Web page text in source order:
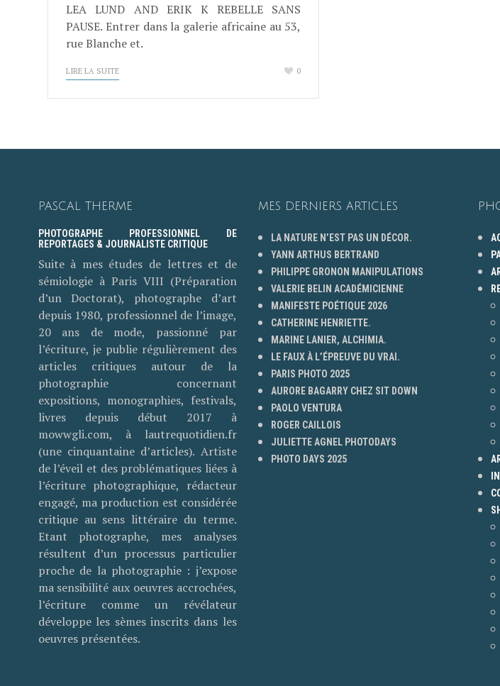
LEA LUND AND ERIK K REBELLE SANS
PAUSE. Entrer dans la galerie africaine au 53,
rue Blanche et.
LIRE LA SUITE 0
PASCAL THERME
PHOTOGRAPHE PROFESSIONNEL DE
REPORTAGES & JOURNALISTE CRITIQUE
Suite à mes études de lettres et de
sémiologie à Paris VIII (Préparation
d’un Doctorat), photographe d’art
depuis 1980, professionnel de l’image,
20 ans de mode, passionné par
l’écriture, je publie régulièrement des
articles critiques autour de la
photographie concernant
expositions, monographies, festivals,
livres depuis début 2017 à
mowwgli.com, à lautrequotidien.fr
(une cinquantaine d’articles). Artiste
de l’éveil et des problématiques liées à
l’écriture photographique, rédacteur
engagé, ma production est considérée
critique au sens littéraire du terme.
Etant photographe, mes analyses
résultent d’un processus particulier
proche de la photographie : j’expose
ma sensibilité aux oeuvres accrochées,
l’écriture comme un révélateur
développe les sèmes inscrits dans les
oeuvres présentées.
MES DERNIERS ARTICLES
LA NATURE N’EST PAS UN DÉCOR.
YANN ARTHUS BERTRAND
PHILIPPE GRONON MANIPULATIONS
VALERIE BELIN ACADÉMICIENNE
MANIFESTE POÉTIQUE 2026
CATHERINE HENRIETTE.
MARINE LANIER, ALCHIMIA.
LE FAUX À L’ÉPREUVE DU VRAI.
PARIS PHOTO 2025
AURORE BAGARRY CHEZ SIT DOWN
PAOLO VENTURA
ROGER CAILLOIS
JULIETTE AGNEL PHOTODAYS
PHOTO DAYS 2025